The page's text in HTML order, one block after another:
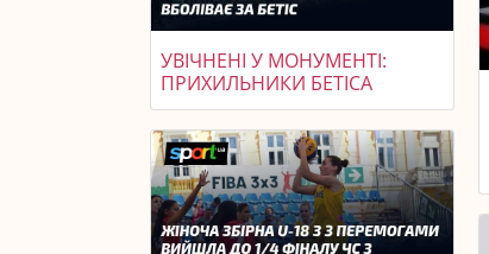
УВІЧНЕНІ У МОНУМЕНТІ:
ПРИХИЛЬНИКИ БЕТІСА